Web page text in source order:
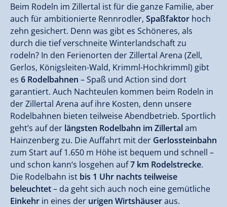
Beim Rodeln im Zillertal ist für die ganze Familie, aber
auch für ambitionierte Rennrodler, Spaßfaktor hoch
zehn gesichert. Denn was gibt es Schöneres, als
durch die tief verschneite Winterlandschaft zu
rodeln? In den Ferienorten der Zillertal Arena (Zell,
Gerlos, Königsleiten-Wald, Krimml-Hochkrimml) gibt
es 6 Rodelbahnen – Spaß und Action sind dort
garantiert. Auch Nachteulen kommen beim Rodeln in
der Zillertal Arena auf ihre Kosten, denn unsere
Rodelbahnen bieten teilweise Abendbetrieb. Sportlich
geht’s auf der längsten Rodelbahn im Zillertalam
Hainzenberg zu. Die Auffahrt mit der Gerlossteinbahn
zum Start auf 1.650 m Höhe ist bequem und schnell –
und schon kann‘s losgehen auf7 km Rodelstrecke.
Die Rodelbahn ist bis 1 Uhr nachts teilweise
beleuchtet– da geht sich auch noch eine gemütliche
Einkehr in eines der urigen Wirtshäuseraus.